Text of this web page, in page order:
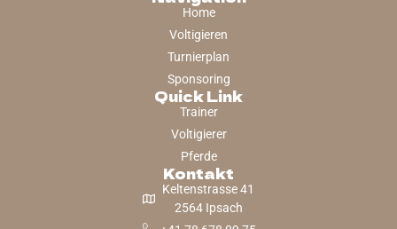
Home
Voltigieren
Turnierplan
Sponsoring
Quick Link
Trainer
Voltigierer
Pferde
Kontakt
Keltenstrasse 41
2564 Ipsach